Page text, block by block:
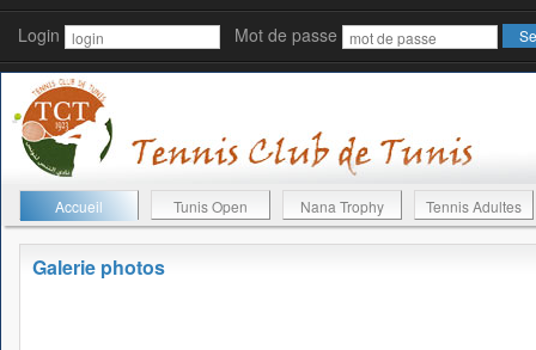
Login Mot de passe
Accueil Tunis Open Nana Trophy Tennis Adultes
Galerie photos